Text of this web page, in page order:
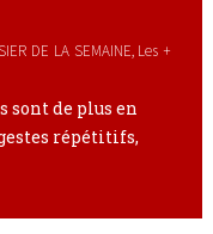
DE LA SEMAINE, Les +
sont de plus en
répétitifs,